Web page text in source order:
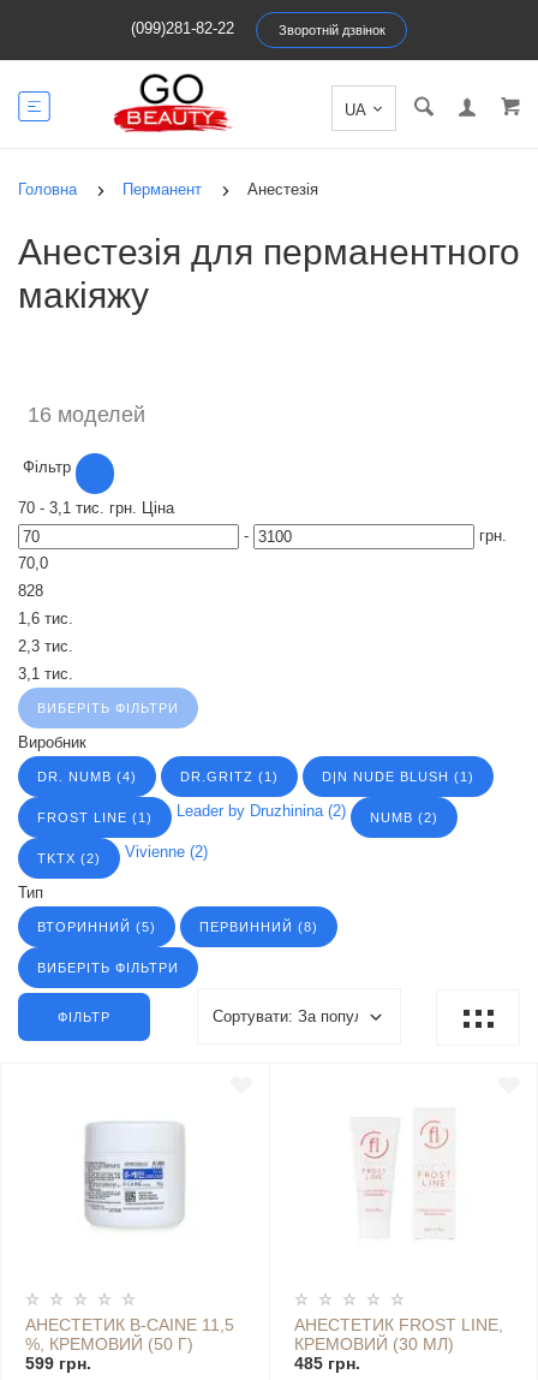
(099)281-82-22 Зворотній дзвінок
Головна Перманент Анестезія
Анестезія для перманентного
макіяжу
16 моделей
Фільтр
70 - 3,1 тис. грн. Ціна
-
грн.
70,0
828
1,6 тис.
2,3 тис.
3,1 тис.
ВИБЕРІТЬ ФІЛЬТРИ
Виробник
DR. NUMB (4) DR.GRITZ (1) D|N NUDE BLUSH (1)
FROST LINE (1) Leader by Druzhinina (2) NUMB (2)
TKTX (2) Vivienne (2)
Тип
ВТОРИННИЙ (5) ПЕРВИННИЙ (8)
ВИБЕРІТЬ ФІЛЬТРИ
ФІЛЬТР
АНЕСТЕТИК B-CAINE 11,5
%, КРЕМОВИЙ (50 Г)
599 грн.
АНЕСТЕТИК FROST LINE,
КРЕМОВИЙ (30 МЛ)
485 грн.